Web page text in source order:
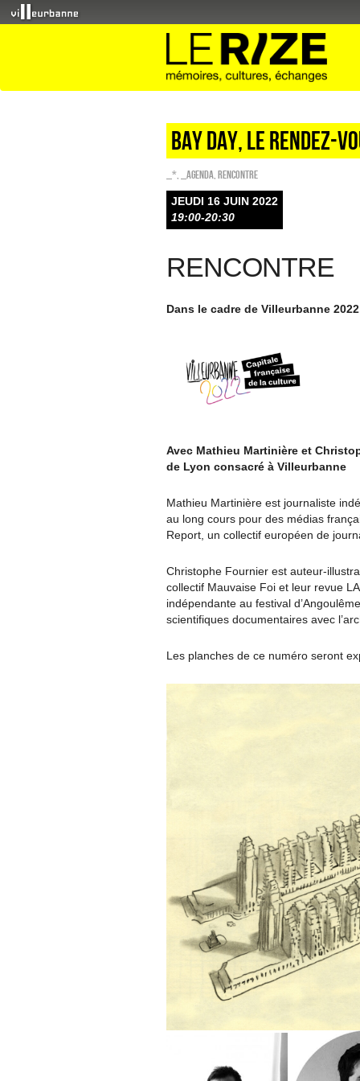
Bay Day, le rendez-
_* _Agenda Rencontre
JEUDI 16 JUIN 2022
19:00-20:30
RENCONTRE
Dans le cadre de Villeurbanne
Avec Mathieu Martinière et
de Lyon consacré à Villeurbanne
Mathieu Martinière est journaliste
au long cours pour des médias
Report, un collectif européen de
Christophe Fournier est auteur-
collectif Mauvaise Foi et leur revue
indépendante au festival
scientifiques documentaires avec
Les planches de ce numéro seront